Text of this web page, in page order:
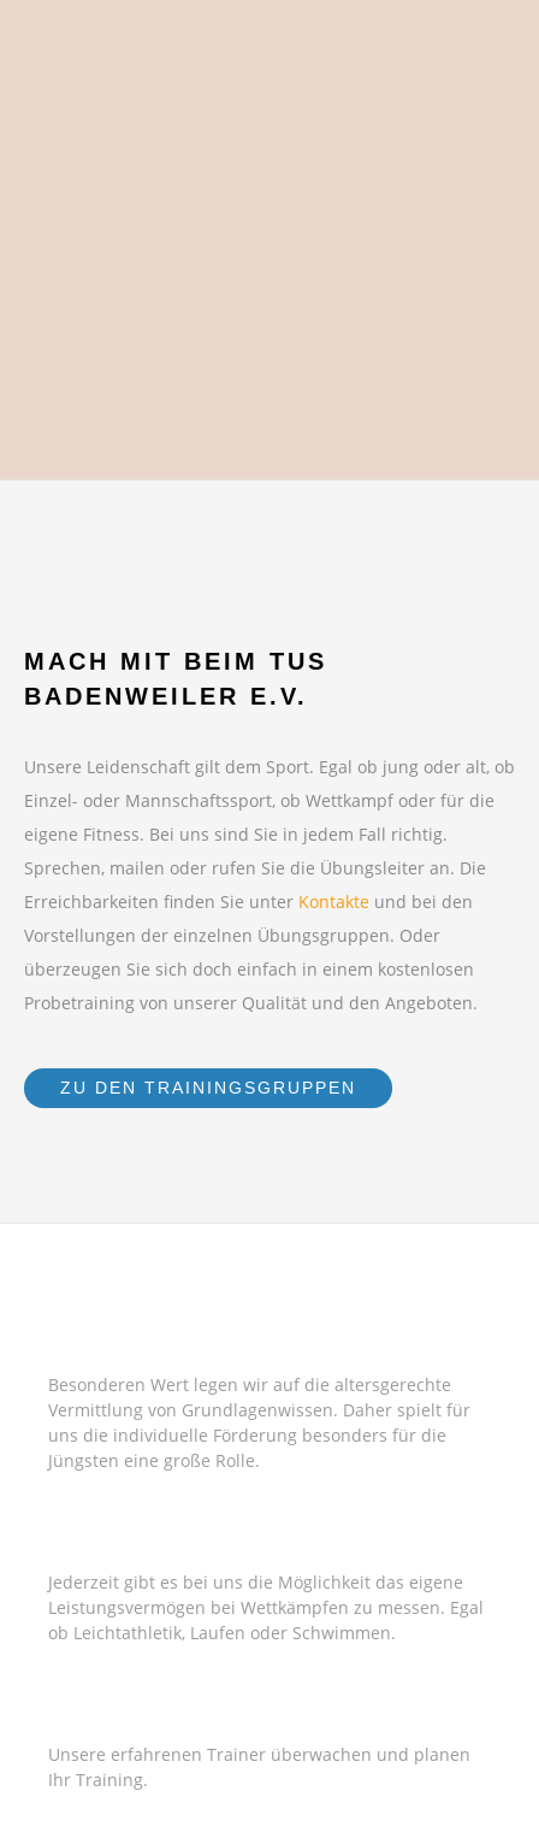
MACH MIT BEIM TUS
BADENWEILER E.V.
Unsere Leidenschaft gilt dem Sport. Egal ob jung oder alt, ob
Einzel- oder Mannschaftssport, ob Wettkampf oder für die
eigene Fitness. Bei uns sind Sie in jedem Fall richtig.
Sprechen, mailen oder rufen Sie die Übungsleiter an. Die
Erreichbarkeiten finden Sie unter Kontakte und bei den
Vorstellungen der einzelnen Übungsgruppen. Oder
überzeugen Sie sich doch einfach in einem kostenlosen
Probetraining von unserer Qualität und den Angeboten.
ZU DEN TRAININGSGRUPPEN
Besonderen Wert legen wir auf die altersgerechte
Vermittlung von Grundlagenwissen. Daher spielt für
uns die individuelle Förderung besonders für die
Jüngsten eine große Rolle.
Jederzeit gibt es bei uns die Möglichkeit das eigene
Leistungsvermögen bei Wettkämpfen zu messen. Egal
ob Leichtathletik, Laufen oder Schwimmen.
Unsere erfahrenen Trainer überwachen und planen
Ihr Training.